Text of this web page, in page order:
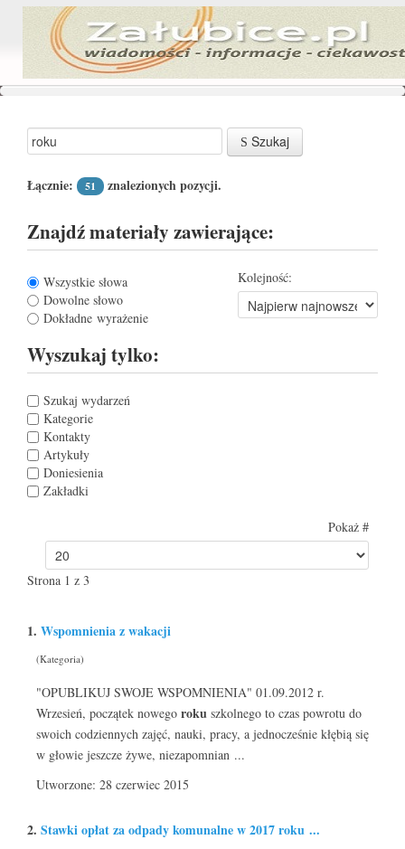
Szukaj
Łącznie: 51 znalezionych pozycji.
Znajdź materiały zawierające:
Wszystkie słowa
Dowolne słowo
Dokładne wyrażenie
Kolejność:
Wyszukaj tylko:
Szukaj wydarzeń
Kategorie
Kontakty
Artykuły
Doniesienia
Zakładki
Pokaż #
Strona 1 z 3
1. Wspomnienia z wakacji
(Kategoria)
"OPUBLIKUJ SWOJE WSPOMNIENIA" 01.09.2012 r.
Wrzesień, początek nowego roku szkolnego to czas powrotu do
swoich codziennych zajęć, nauki, pracy, a jednocześnie kłębią się
w głowie jeszcze żywe, niezapomnian ...
Utworzone: 28 czerwiec 2015
2. Stawki opłat za odpady komunalne w 2017roku ...